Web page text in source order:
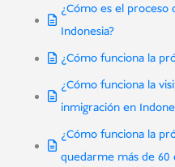
¿Cómo es el
Indonesia?
¿Cómo funciona la
¿Cómo funciona la
inmigración en
¿Cómo funciona la
quedarme más de 60